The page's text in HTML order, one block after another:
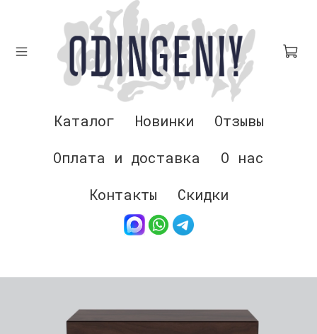
Каталог Новинки
Отзывы
Оплата и доставка
О нас
Контакты
Скидки